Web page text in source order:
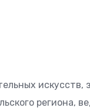
региона,